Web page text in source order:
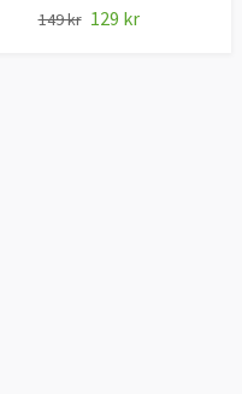
149 kr 129 kr